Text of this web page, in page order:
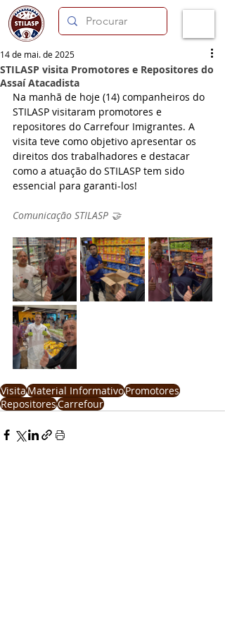
STILASP visita Promotores e Repositores do
Assaí Atacadista
14 de mai. de 2025
Na manhã de hoje (14) companheiros do
STILASP visitaram promotores e
repositores do Carrefour Imigrantes. A
visita teve como objetivo apresentar os
direitos dos trabalhadores e destacar
como a atuação do STILASP tem sido
essencial para garanti-los!
Comunicação STILASP 🤝
VisitaMaterial InformativoPromotores
RepositoresCarrefour